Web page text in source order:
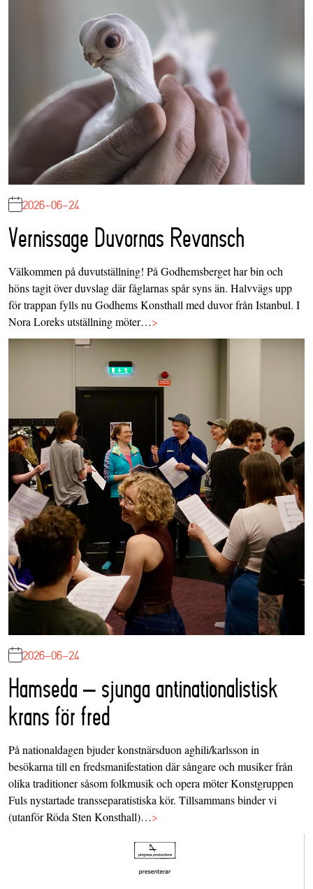
2026-06-24
Vernissage Duvornas Revansch
Välkommen på duvutställning! På Godhemsberget har bin och
höns tagit över duvslag där fåglarnas spår syns än. Halvvägs upp
för trappan fylls nu Godhems Konsthall med duvor från Istanbul. I
Nora Loreks utställning möter…>
2026-06-24
Hamseda – sjunga antinationalistisk
krans för fred
På nationaldagen bjuder konstnärsduon aghili/karlsson in
besökarna till en fredsmanifestation där sångare och musiker från
olika traditioner såsom folkmusik och opera möter Konstgruppen
Fuls nystartade transseparatistiska kör. Tillsammans binder vi
(utanför Röda Sten Konsthall)…>